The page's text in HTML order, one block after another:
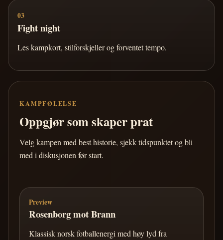
03
Fight night
Les kampkort, stilforskjeller og forventet tempo.
KAMPFØLELSE
Oppgjør som skaper prat
Velg kampen med best historie, sjekk tidspunktet og bli
med i diskusjonen før start.
Preview
Rosenborg mot Brann
Klassisk norsk fotballenergi med høy lyd fra